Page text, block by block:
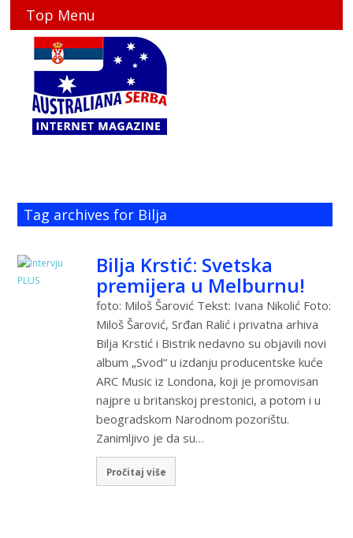
Top Menu
Tag archives for Bilja
Bilja Krstić: Svetska
premijera u Melburnu!
foto: Miloš Šarović Tekst: Ivana Nikolić Foto:
Miloš Šarović, Srđan Ralić i privatna arhiva
Bilja Krstić i Bistrik nedavno su objavili novi
album „Svod“ u izdanju producentske kuće
ARC Music iz Londona, koji je promovisan
najpre u britanskoj prestonici, a potom i u
beogradskom Narodnom pozorištu.
Zanimljivo je da su…
Pročitaj više